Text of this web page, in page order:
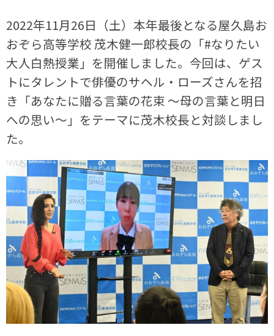
2022年11月26日（土）本年最後となる屋久島お
おぞら高等学校 茂木健一郎校長の「#なりたい
大人白熱授業」を開催しました。今回は、ゲス
トにタレントで俳優のサヘル・ローズさんを招
き「あなたに贈る言葉の花束 ～母の言葉と明日
への思い～」をテーマに茂木校長と対談しまし
た。